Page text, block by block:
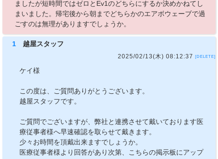
ましたが短時間ではゼロとEv1のどちらにするか決めかねてし
まいました。帰宅後から朝までどちらかのエアボウェーブで過
ごすのは無理がありますでしょうか。
1 越屋スタッフ
2025/02/13(木) 08:12:37 [DELETE]
ケイ様
この度は、ご質問ありがとうございます。
越屋スタッフです。
ご質問でございますが、弊社と連携させて戴いております医
療従事者様へ早速確認を取らせて戴きます。
少々お時間を頂戴出来ますでしょうか。
医療従事者様より回答があり次第、こちらの掲示板にアップ